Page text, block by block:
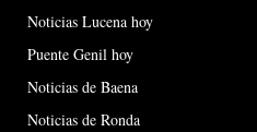
Noticias Lucena hoy
Puente Genil hoy
Noticias de Baena
Noticias de Ronda